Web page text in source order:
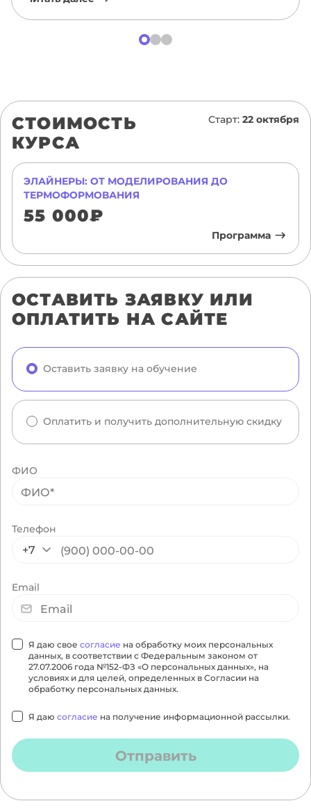
СТОИМОСТЬ
КУРСА
Старт: 22 октября
ЭЛАЙНЕРЫ: ОТ МОДЕЛИРОВАНИЯ ДО
ТЕРМОФОРМОВАНИЯ
55 000₽
Программа
ОСТАВИТЬ ЗАЯВКУ ИЛИ
ОПЛАТИТЬ НА САЙТЕ
Оставить заявку на обучение
Оплатить и получить дополнительную скидку
ФИО
Телефон
+7
Email
Я даю свое согласие на обработку моих персональных
данных, в соответствии с Федеральным законом от
27.07.2006 года №152-ФЗ «О персональных данных», на
условиях и для целей, определенных в Согласии на
обработку персональных данных.
Я даю согласие на получение информационной рассылки.
Отправить